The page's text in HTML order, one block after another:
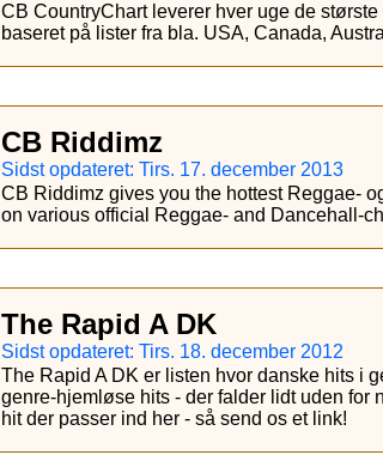
CB CountryChart leverer hver uge de
baseret på lister fra bla. USA, Canada,
CB Riddimz
Sidst opdateret: Tirs. 17. december 2013
CB Riddimz gives you the hottest Reggae-
on various official Reggae- and Dancehall-
The Rapid A DK
Sidst opdateret: Tirs. 18. december 2012
The Rapid A DK er listen hvor danske hits i
genre-hjemløse hits - der falder lidt uden for
hit der passer ind her - så send os et link!